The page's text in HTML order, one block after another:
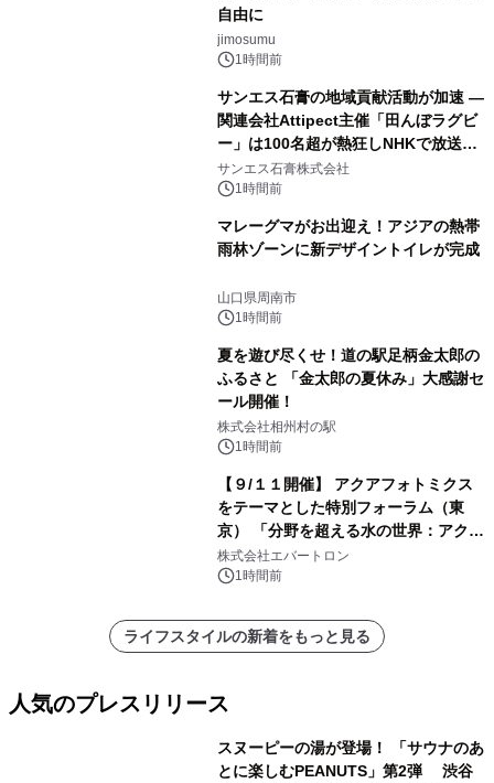
自由に
jimosumu
1時間前
サンエス石膏の地域貢献活動が加速 ―
関連会社Attipect主催「田んぼラグビ
ー」は100名超が熱狂しNHKで放送さ
れました。
サンエス石膏株式会社
1時間前
マレーグマがお出迎え！アジアの熱帯
雨林ゾーンに新デザイントイレが完成
山口県周南市
1時間前
夏を遊び尽くせ！道の駅足柄金太郎の
ふるさと 「金太郎の夏休み」大感謝セ
ール開催！
株式会社相州村の駅
1時間前
【９/１１開催】 アクアフォトミクス
をテーマとした特別フォーラム（東
京） 「分野を超える水の世界：アクア
フォトミクスが切り拓く新しい科学の
地平」を開催
株式会社エバートロン
1時間前
ライフスタイルの新着をもっと見る
人気のプレスリリース
スヌーピーの湯が登場！ 「サウナのあ
とに楽しむPEANUTS」第2弾 渋谷